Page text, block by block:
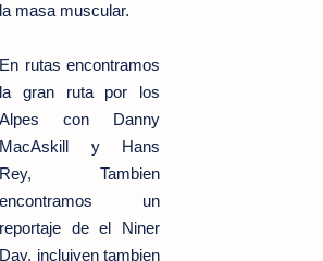
la masa muscular.
En rutas encontramos
la gran ruta por los
Alpes con Danny
MacAskill y Hans
Rey, Tambien
encontramos un
reportaje de el Niner
Day, incluiyen tambien